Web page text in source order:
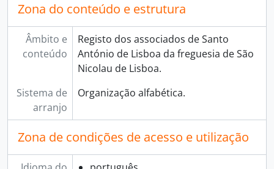
Zona do conteúdo e estrutura
Âmbito e
conteúdo
Registo dos associados de Santo
António de Lisboa da freguesia de São
Nicolau de Lisboa.
Sistema de
arranjo
Organização alfabética.
Zona de condições de acesso e utilização